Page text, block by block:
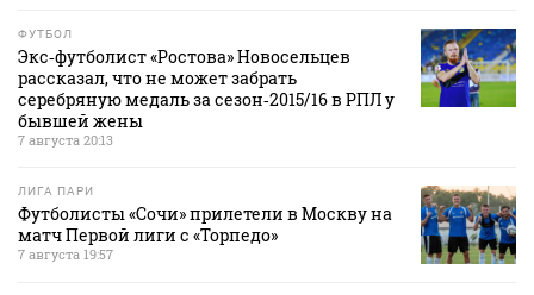
ФУТБОЛ
Экс‑футболист «Ростова» Новосельцев
рассказал, что не может забрать
серебряную медаль за сезон‑2015/16 в РПЛ у
бывшей жены
7 августа 20:13
ЛИГА ПАРИ
Футболисты «Сочи» прилетели в Москву на
матч Первой лиги с «Торпедо»
7 августа 19:57